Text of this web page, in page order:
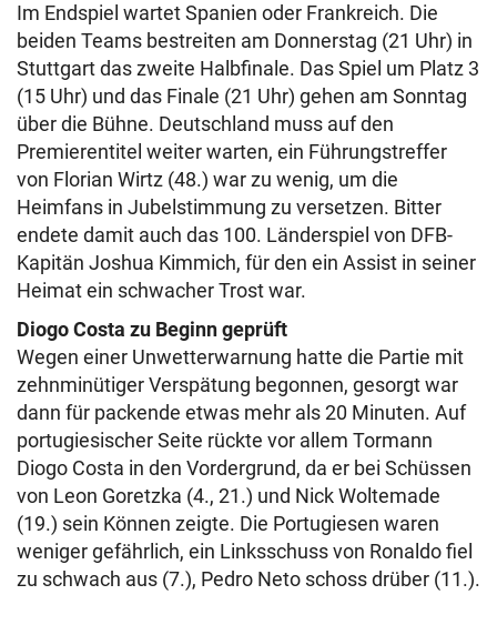
Im Endspiel wartet Spanien oder Frankreich. Die
beiden Teams bestreiten am Donnerstag (21 Uhr) in
Stuttgart das zweite Halbfinale. Das Spiel um Platz 3
(15 Uhr) und das Finale (21 Uhr) gehen am Sonntag
über die Bühne. Deutschland muss auf den
Premierentitel weiter warten, ein Führungstreffer
von Florian Wirtz (48.) war zu wenig, um die
Heimfans in Jubelstimmung zu versetzen. Bitter
endete damit auch das 100. Länderspiel von DFB-
Kapitän Joshua Kimmich, für den ein Assist in seiner
Heimat ein schwacher Trost war.
Diogo Costa zu Beginn geprüft
Wegen einer Unwetterwarnung hatte die Partie mit
zehnminütiger Verspätung begonnen, gesorgt war
dann für packende etwas mehr als 20 Minuten. Auf
portugiesischer Seite rückte vor allem Tormann
Diogo Costa in den Vordergrund, da er bei Schüssen
von Leon Goretzka (4., 21.) und Nick Woltemade
(19.) sein Können zeigte. Die Portugiesen waren
weniger gefährlich, ein Linksschuss von Ronaldo fiel
zu schwach aus (7.), Pedro Neto schoss drüber (11.).